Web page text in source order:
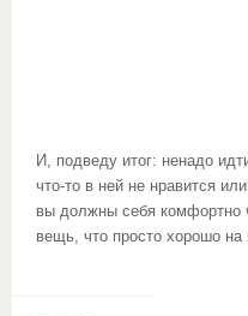
И, подведу итог: ненадо
что-то в ней не нравится
вы должны себя комфортно
вещь, что просто хорошо